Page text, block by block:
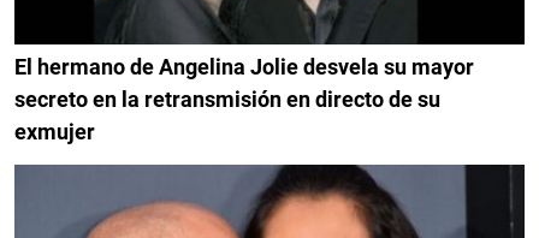
El hermano de Angelina Jolie desvela su mayor
secreto en la retransmisión en directo de su
exmujer